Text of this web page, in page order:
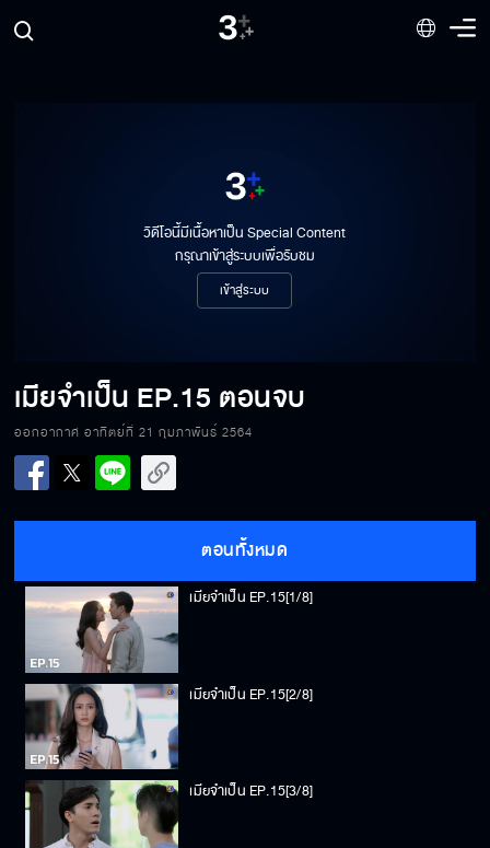
วิดีโอนี้มีเนื้อหาเป็น Special Content
กรุณาเข้าสู่ระบบเพื่อรับชม
เข้าสู่ระบบ
เมียจำเป็น EP.15 ตอนจบ
ออกอากาศ อาทิตย์ที่ 21 กุมภาพันธ์ 2564
ตอนทั้งหมด
เมียจำเป็น EP.15[1/8]
เมียจำเป็น EP.15[2/8]
เมียจำเป็น EP.15[3/8]